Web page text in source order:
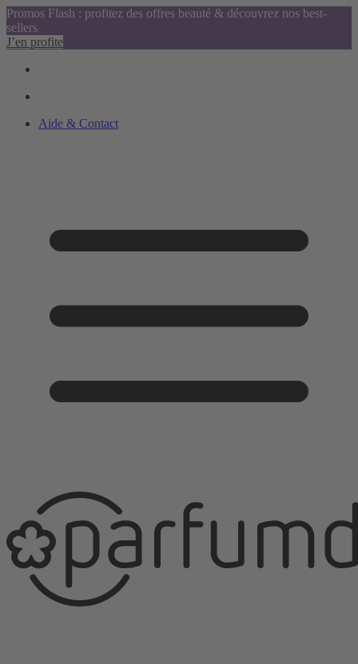
Promos Flash : profitez des offres beauté & découvrez nos best-
sellers
J’en profite
Aide & Contact